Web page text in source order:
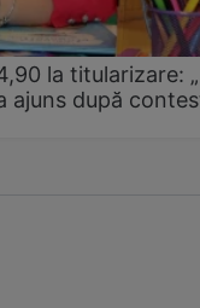
la titularizare:
ajuns după